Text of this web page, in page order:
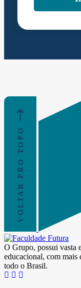
VOLTAR PRO TOPO
O Grupo, possui vasta
educacional, com mais
todo o Brasil.